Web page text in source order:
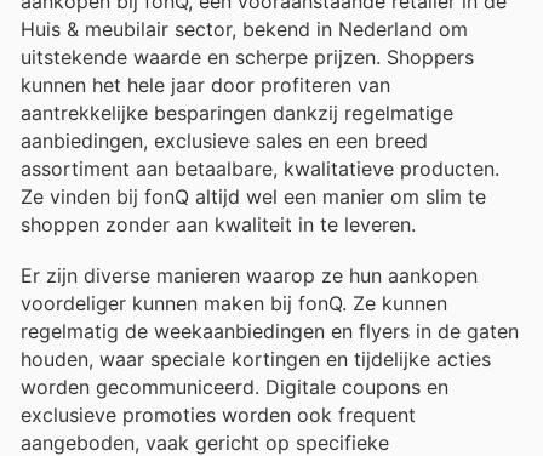
Huis & meubilair sector, bekend in Nederland om
uitstekende waarde en scherpe prijzen. Shoppers
kunnen het hele jaar door profiteren van
aantrekkelijke besparingen dankzij regelmatige
aanbiedingen, exclusieve sales en een breed
assortiment aan betaalbare, kwalitatieve producten.
Ze vinden bij fonQ altijd wel een manier om slim te
shoppen zonder aan kwaliteit in te leveren.
Er zijn diverse manieren waarop ze hun aankopen
voordeliger kunnen maken bij fonQ. Ze kunnen
regelmatig de weekaanbiedingen en flyers in de gaten
houden, waar speciale kortingen en tijdelijke acties
worden gecommuniceerd. Digitale coupons en
exclusieve promoties worden ook frequent
aangeboden, vaak gericht op specifieke